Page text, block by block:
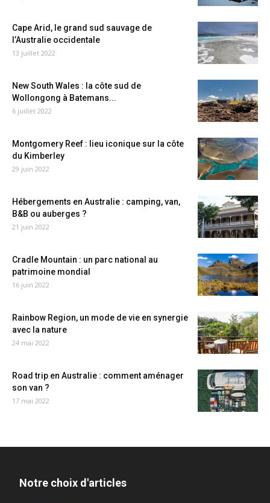
Cape Arid, le grand sud sauvage de
l’Australie occidentale
13 juillet 2022
New South Wales : la côte sud de
Wollongong à Batemans...
6 juillet 2022
Montgomery Reef : lieu iconique sur la côte
du Kimberley
29 juin 2022
Hébergements en Australie : camping, van,
B&B ou auberges ?
21 juin 2022
Cradle Mountain : un parc national au
patrimoine mondial
16 juin 2022
Rainbow Region, un mode de vie en synergie
avec la nature
24 mai 2022
Road trip en Australie : comment aménager
son van ?
17 mai 2022
Notre choix d'articles